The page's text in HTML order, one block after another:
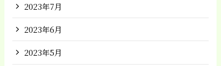
2023年7月
2023年6月
2023年5月